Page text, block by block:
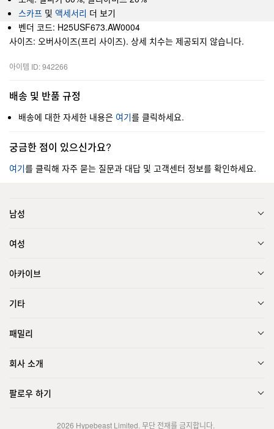
스카프 및 액세서리 더 보기
벤더 코드: H25USF673.AW0004
사이즈: 오버사이즈(프리 사이즈). 상세 치수는 제공되지 않습니다.
아이템 ID: 942266
배송 및 반품 규정
배송에 대한 자세한 내용은 여기를 클릭하세요.
궁금한 점이 있으신가요?
여기를 클릭해 자주 묻는 질문과 대답 및 고객센터 정보를 확인하세요.
남성
여성
아카이브
기타
패밀리
회사 소개
팔로우 하기
2026 Hypebeast Limited. 무단 전재를 금지합니다.